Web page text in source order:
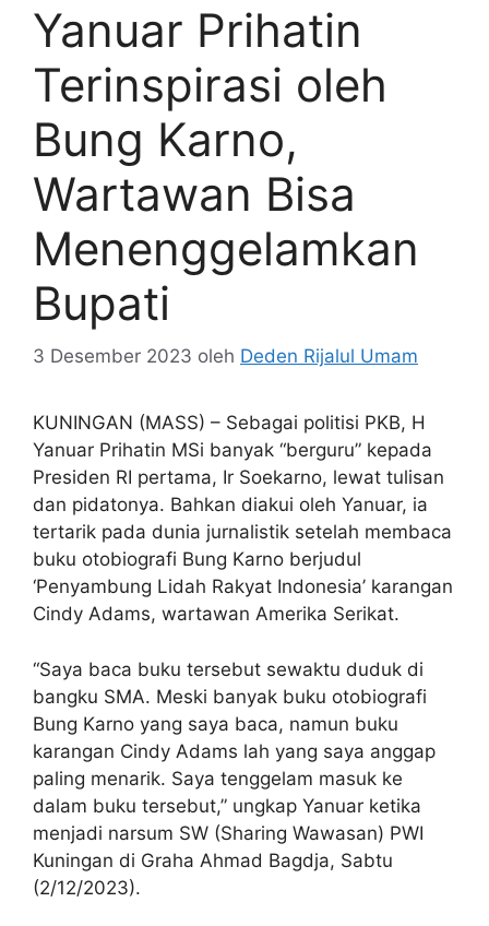
Yanuar Prihatin
Terinspirasi oleh
Bung Karno,
Wartawan Bisa
Menenggelamkan
Bupati
3 Desember 2023 oleh Deden Rijalul Umam
KUNINGAN (MASS) – Sebagai politisi PKB, H
Yanuar Prihatin MSi banyak “berguru” kepada
Presiden RI pertama, Ir Soekarno, lewat tulisan
dan pidatonya. Bahkan diakui oleh Yanuar, ia
tertarik pada dunia jurnalistik setelah membaca
buku otobiografi Bung Karno berjudul
‘Penyambung Lidah Rakyat Indonesia’ karangan
Cindy Adams, wartawan Amerika Serikat.
“Saya baca buku tersebut sewaktu duduk di
bangku SMA. Meski banyak buku otobiografi
Bung Karno yang saya baca, namun buku
karangan Cindy Adams lah yang saya anggap
paling menarik. Saya tenggelam masuk ke
dalam buku tersebut,” ungkap Yanuar ketika
menjadi narsum SW (Sharing Wawasan) PWI
Kuningan di Graha Ahmad Bagdja, Sabtu
(2/12/2023).